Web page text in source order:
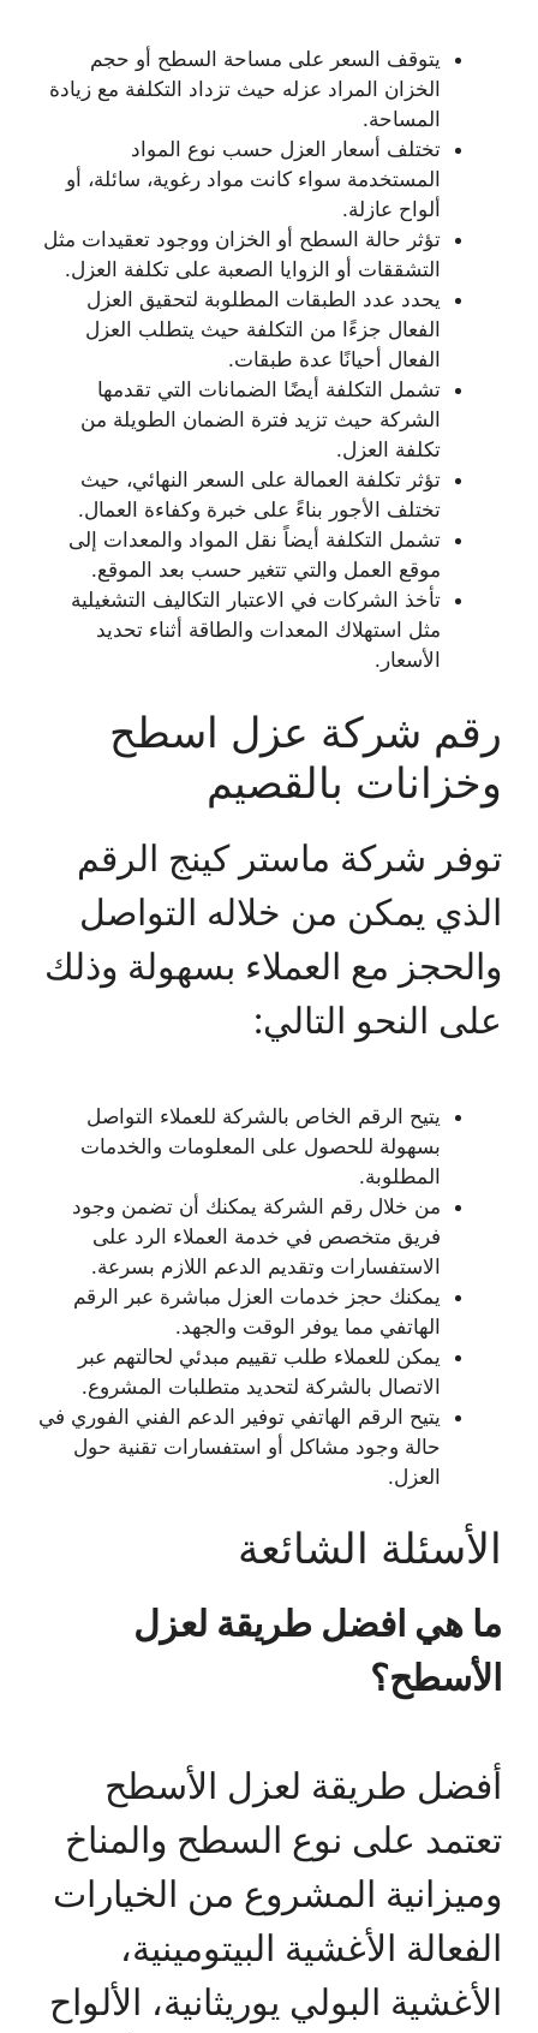
يتوقف السعر على مساحة السطح أو حجم
الخزان المراد عزله حيث تزداد التكلفة مع زيادة
المساحة.
تختلف أسعار العزل حسب نوع المواد
المستخدمة سواء كانت مواد رغوية، سائلة، أو
ألواح عازلة.
تؤثر حالة السطح أو الخزان ووجود تعقيدات مثل
التشققات أو الزوايا الصعبة على تكلفة العزل.
يحدد عدد الطبقات المطلوبة لتحقيق العزل
الفعال جزءًا من التكلفة حيث يتطلب العزل
الفعال أحيانًا عدة طبقات.
تشمل التكلفة أيضًا الضمانات التي تقدمها
الشركة حيث تزيد فترة الضمان الطويلة من
تكلفة العزل.
تؤثر تكلفة العمالة على السعر النهائي، حيث
تختلف الأجور بناءً على خبرة وكفاءة العمال.
تشمل التكلفة أيضاً نقل المواد والمعدات إلى
موقع العمل والتي تتغير حسب بعد الموقع.
تأخذ الشركات في الاعتبار التكاليف التشغيلية
مثل استهلاك المعدات والطاقة أثناء تحديد
الأسعار.
رقم شركة عزل اسطح
وخزانات بالقصيم
توفر شركة ماستر كينج الرقم
الذي يمكن من خلاله التواصل
والحجز مع العملاء بسهولة وذلك
على النحو التالي:
يتيح الرقم الخاص بالشركة للعملاء التواصل
بسهولة للحصول على المعلومات والخدمات
المطلوبة.
من خلال رقم الشركة يمكنك أن تضمن وجود
فريق متخصص في خدمة العملاء الرد على
الاستفسارات وتقديم الدعم اللازم بسرعة.
يمكنك حجز خدمات العزل مباشرة عبر الرقم
الهاتفي مما يوفر الوقت والجهد.
يمكن للعملاء طلب تقييم مبدئي لحالتهم عبر
الاتصال بالشركة لتحديد متطلبات المشروع.
يتيح الرقم الهاتفي توفير الدعم الفني الفوري في
حالة وجود مشاكل أو استفسارات تقنية حول
العزل.
الأسئلة الشائعة
ما هي افضل طريقة لعزل
الأسطح؟
أفضل طريقة لعزل الأسطح
تعتمد على نوع السطح والمناخ
وميزانية المشروع من الخيارات
الفعالة الأغشية البيتومينية،
الأغشية البولي يوريثانية، الألواح